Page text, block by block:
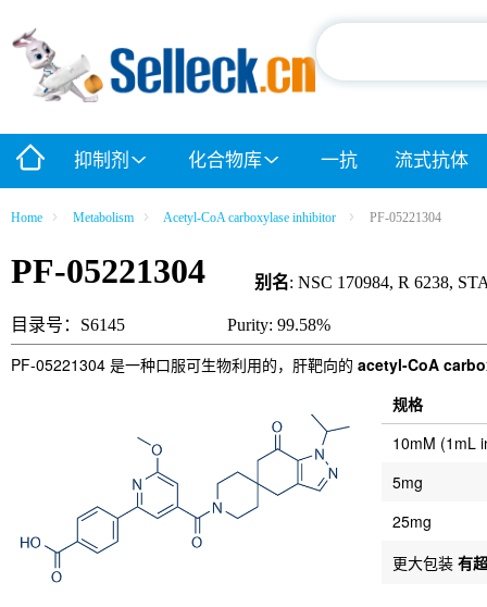
抑制剂 化合物库 一抗 流式抗体
Home Metabolism Acetyl-CoA carboxylase inhibitor PF-05221304
PF-05221304 别名: NSC 170984, R 6238,
目录号：S6145 Purity: 99.58%
PF-05221304 是一种口服可生物利用的，肝靶向的 acetyl-CoA
规格
10mM (1mL
5mg
25mg
更大包装 有